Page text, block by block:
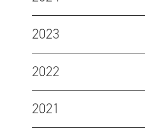
2023
2022
2021